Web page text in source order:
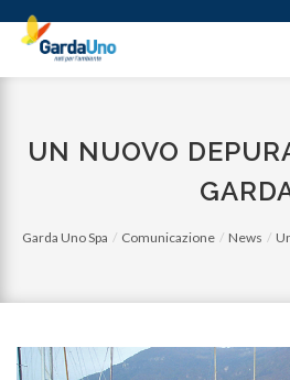
Gardauno
Spa
UN NUOVO
Garda Uno Spa Comunicazione News